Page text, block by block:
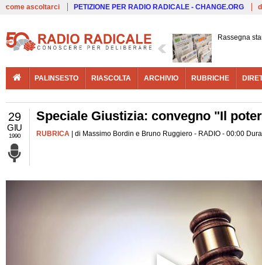
come ascoltarci PETIZIONE PER RADIO RADICALE - CHANGE.ORG
Rassegna
PALINSESTO RIASCOLTA ARCHIVIO RUBRICHE
29
GIU
1990
Speciale Giustizia: convegno "Il
RUBRICA | di Massimo Bordin e Bruno Ruggiero - RADIO - 00:00